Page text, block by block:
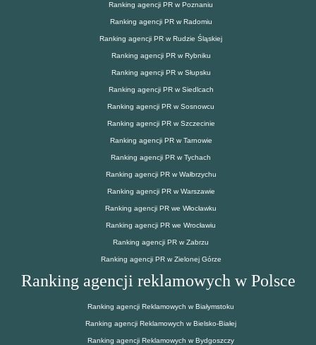
Ranking agencji PR w Poznaniu
Ranking agencji PR w Radomiu
Ranking agencji PR w Rudzie Śląskiej
Ranking agencji PR w Rybniku
Ranking agencji PR w Słupsku
Ranking agencji PR w Siedlcach
Ranking agencji PR w Sosnowcu
Ranking agencji PR w Szczecinie
Ranking agencji PR w Tarnowie
Ranking agencji PR w Tychach
Ranking agencji PR w Wałbrzychu
Ranking agencji PR w Warszawie
Ranking agencji PR we Włocławku
Ranking agencji PR we Wrocławiu
Ranking agencji PR w Zabrzu
Ranking agencji PR w Zielonej Górze
Ranking agencji reklamowych w Polsce
Ranking agencji Reklamowych w Białymstoku
Ranking agencji Reklamowych w Bielsko-Białej
Ranking agencji Reklamowych w Bydgoszczy